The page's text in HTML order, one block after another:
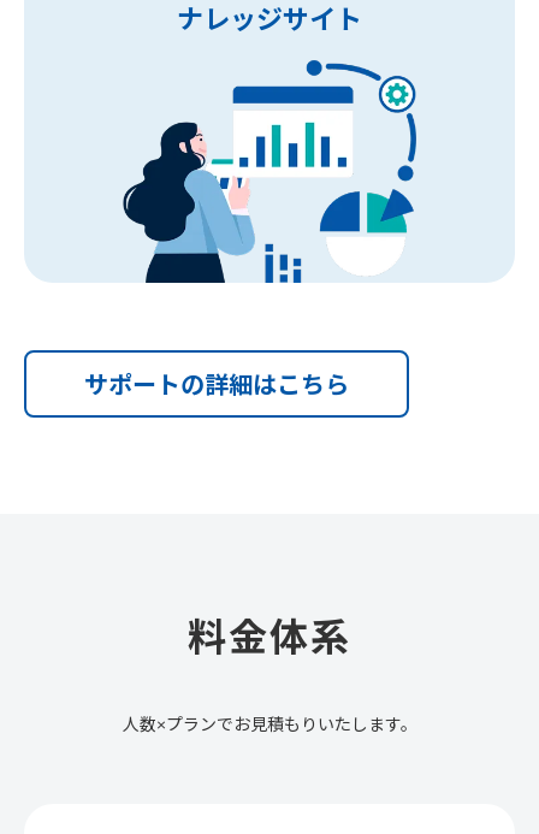
ナレッジサイト
サポートの詳細はこちら
料金体系
人数×プランでお見積もりいたします。